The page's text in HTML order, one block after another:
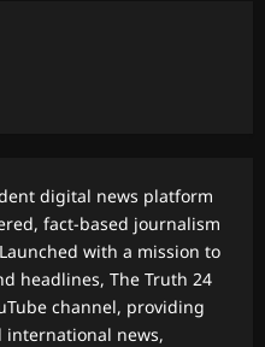
digital news platform
fact-based journalism
with a mission to
headlines, The Truth 24
channel, providing
international news,